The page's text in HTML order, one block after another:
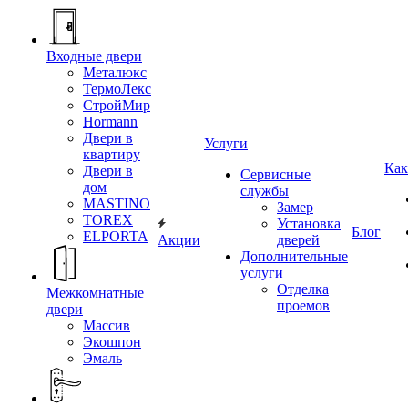
Входные двери
Металюкс
ТермоЛекс
СтройМир
Hormann
Двери в
квартиру
Двери в
дом
MASTINO
TOREX
ELPORTA
Межкомнатные
двери
Массив
Экошпон
Эмаль
Акции
Услуги
Сервисные
службы
Замер
Установка
дверей
Дополнительные
услуги
Отделка
проемов
Блог